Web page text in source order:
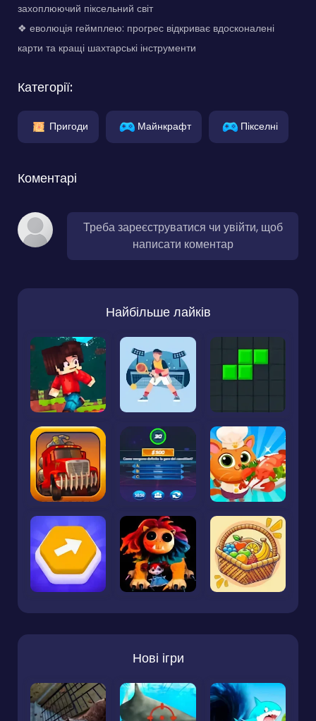
захоплюючий піксельний світ
❖ еволюція геймплею: прогрес відкриває вдосконалені
карти та кращі шахтарські інструменти
Категорії:
Пригоди Майнкрафт Пікселні
Коментарі
Треба зареєструватися чи увійти, щоб
написати коментар
Найбільше лайків
Нові ігри